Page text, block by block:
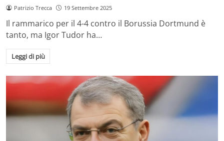
Patrizio Trecca 19 Settembre 2025
Il rammarico per il 4-4 contro il Borussia Dortmund è
tanto, ma Igor Tudor ha…
Leggi di più